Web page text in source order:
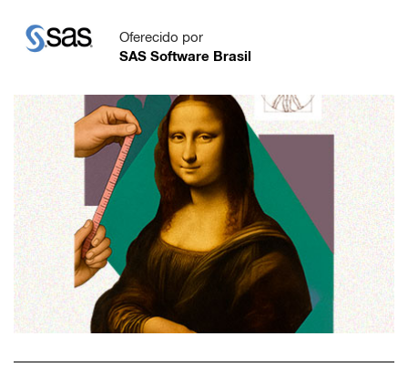
Oferecido por
SAS Software Brasil